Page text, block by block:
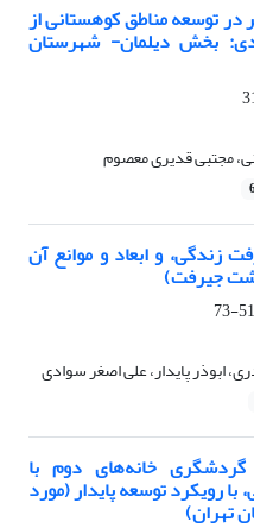
در توسعه مناطق کوهستانی از
بخش دیلمان- شهرستان
مجتبی قدیری معصوم
زندگی، و ابعاد و موانع آن
جیرفت)
51-73
ابوذر پایدار، علی اصغر سوادی
گردشگری خانه‌های دوم با
رویکرد توسعه پایدار (مورد
تهران)